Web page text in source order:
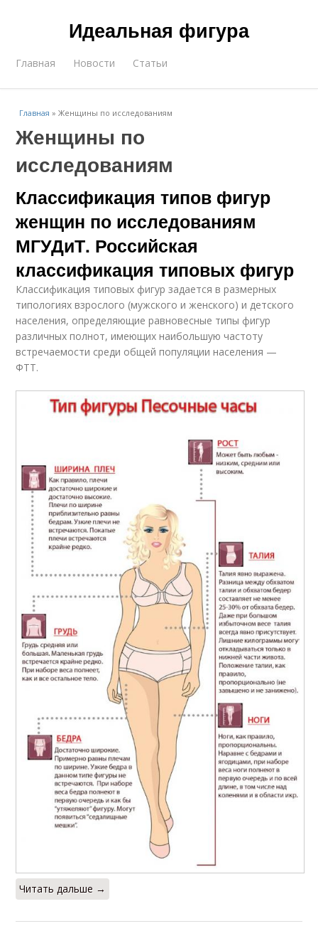
Идеальная фигура
Главная Новости Статьи
Главная »Женщины по исследованиям
Женщины по
исследованиям
Классификация типов фигур
женщин по исследованиям
МГУДиТ. Российская
классификация типовых фигур
Классификация типовых фигур задается в размерных
типологиях взрослого (мужского и женского) и детского
населения, определяющие равновесные типы фигур
различных полнот, имеющих наибольшую частоту
встречаемости среди общей популяции населения —
ФТТ.
Читать дальше →